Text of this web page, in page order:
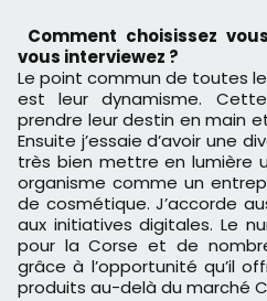
Comment choisissez
vous interviewez ?
Le point commun de toutes
est leur dynamisme.
prendre leur destin en main
Ensuite j’essaie d’avoir une
très bien mettre en lumière
organisme comme un
de cosmétique. J’accorde
aux initiatives digitales. Le
pour la Corse et de
grâce à l’opportunité qu’il
produits au-delà du marché